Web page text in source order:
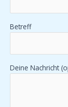
Betreff
Deine Nachricht